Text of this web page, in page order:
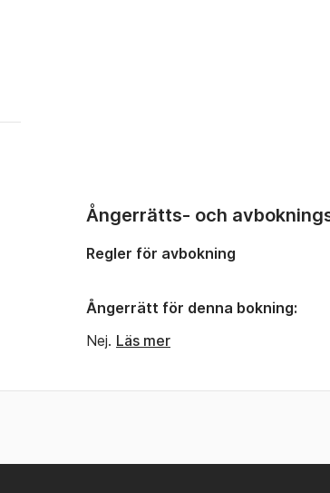
Ångerrätts- och
Regler för avbokning
Ångerrätt för denna bokning:
Nej. Läs mer